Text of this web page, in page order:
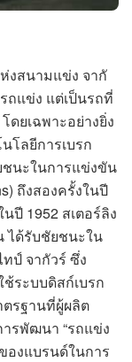
ห่งสนามแข่ง จากั
ถแข่ง แต่เป็นรถที่
ยเฉพาะอย่างยิ่ง
โลยีการเบรก
ชนะในการแข่งขัน
ถึงสองครั้งในปี
ปี 1952 สเตอร์ลิง
ได้รับชัยชนะใน
ป์ จากัวร์ ซึ่ง
ระบบดิสก์เบรก
ตรฐานที่ผู้ผลิต
รพัฒนา “รถแข่ง
องแบรนด์ในการ